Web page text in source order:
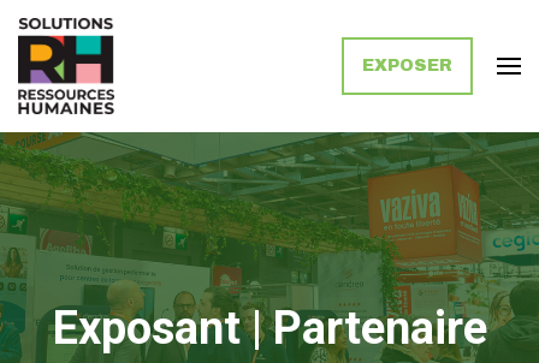
Solutions Ressources Humaines
EXPOSER
Exposant | Partenaire